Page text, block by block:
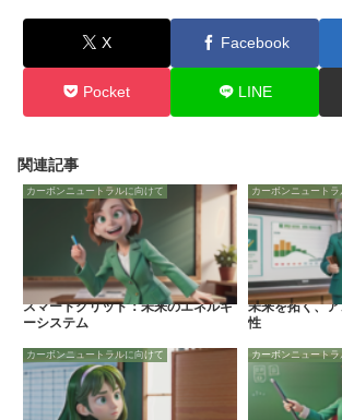
X Facebook
Pocket LINE
関連記事
カーボンニュートラルに向けて
スマートグリッド：未来のエネルギ
ーシステム
カーボンニュートラ
未来を拓く、
性
カーボンニュートラルに向けて カーボンニュート